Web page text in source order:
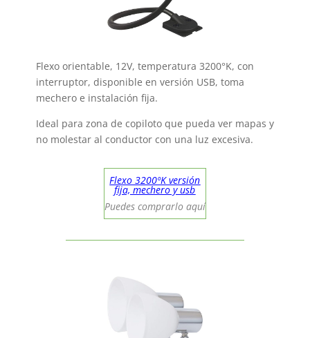
Flexo orientable, 12V, temperatura 3200°K, con
interruptor, disponible en versión USB, toma
mechero e instalación fija.
Ideal para zona de copiloto que pueda ver mapas y
no molestar al conductor con una luz excesiva.
Flexo 3200ºK versión
fija, mechero y usb
Puedes comprarlo aquí